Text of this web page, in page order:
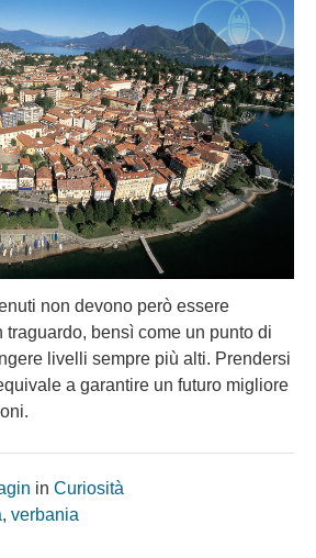
non devono però essere
traguardo, bensì come un punto di
livelli sempre più alti. Prendersi
a garantire un futuro migliore
in Curiosità
, verbania